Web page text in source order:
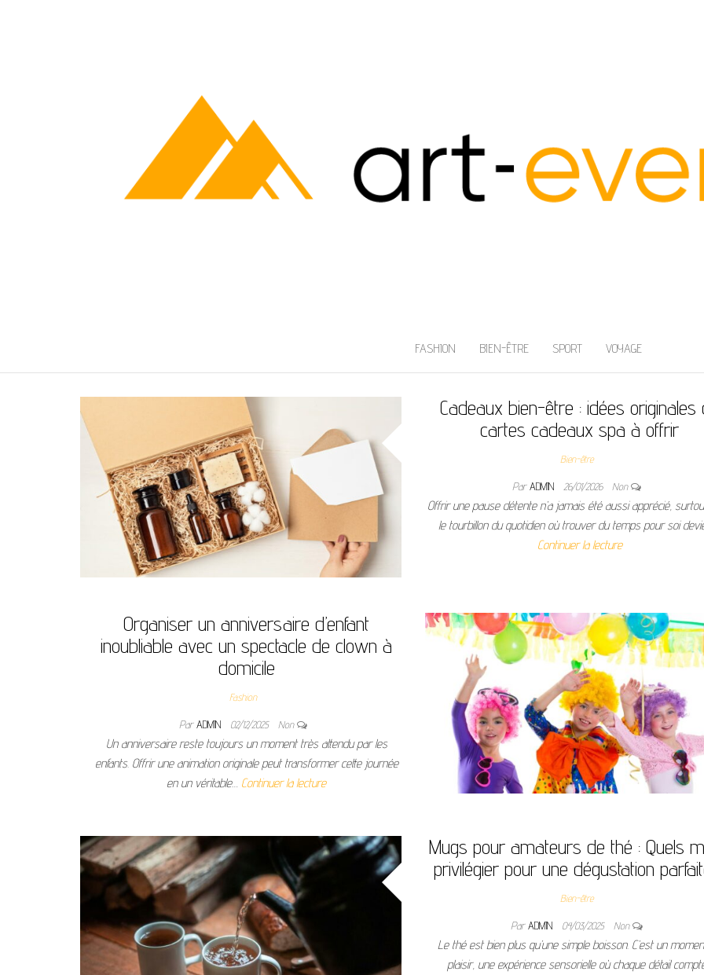
FASHION BIEN-ÊTRE SPORT VOYAGE
Cadeaux bien-être : idées originales
cartes cadeaux spa à offrir
Bien-être
ParADMIN 26/01/2026 Non
Offrir une pause détente n’a jamais été aussi apprécié,
le tourbillon du quotidien où trouver du temps pour soi
Continuer la lecture
Organiser un anniversaire d’enfant
inoubliable avec un spectacle de clown à
domicile
Fashion
ParADMIN 02/12/2025 Non
Un anniversaire reste toujours un moment très attendu par les
enfants. Offrir une animation originale peut transformer cette journée
en un véritable… Continuer la lecture
Mugs pour amateurs de thé : Quels
privilégier pour une dégustation
Bien-être
ParADMIN 04/03/2025 Non
Le thé est bien plus qu’une simple boisson. C’est un
plaisir, une expérience sensorielle où chaque détail